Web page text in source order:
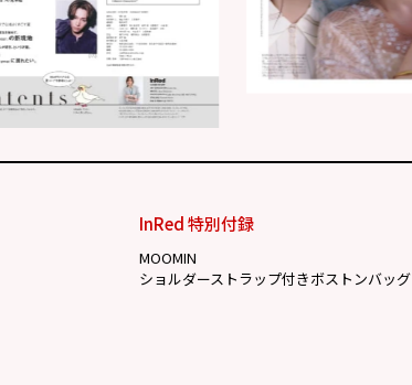
InRed 特別付録
MOOMIN
ショルダーストラップ付きボストンバッグ